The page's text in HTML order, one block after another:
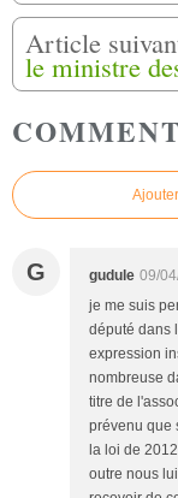
G gudule 09/
je me suis
député dans
expression
nombreuse
titre de
prévenu que
la loi de
outre nous